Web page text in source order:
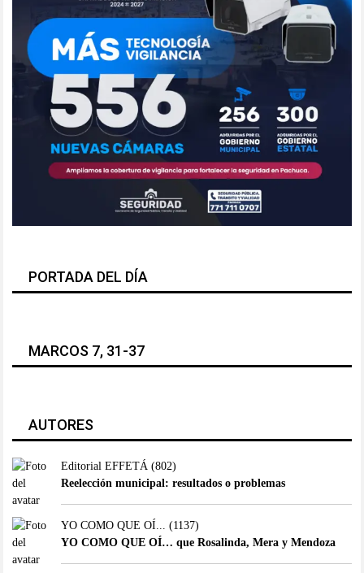
PORTADA DEL DÍA
MARCOS 7, 31-37
AUTORES
Editorial EFFETÁ(802)
Reelección municipal: resultados o problemas
YO COMO QUE OÍ... (1137)
YO COMO QUE OÍ… que Rosalinda, Mera y Mendoza